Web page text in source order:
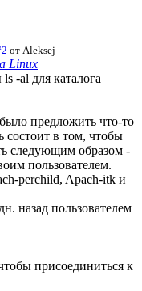
от Aleksej
Linux
-al для каталога
предложить что-то
состоит в том, чтобы
следующим образом -
пользователем.
perchild, Apach-itk и
назад пользователем
присоединиться к